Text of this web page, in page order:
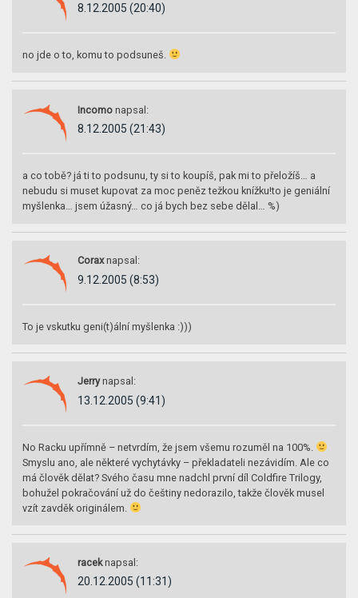
8.12.2005 (20:40)
no jde o to, komu to podsuneš.
Incomo napsal:
8.12.2005 (21:43)
a co tobě? já ti to podsunu, ty si to koupíš, pak mi to přeložíš… a
nebudu si muset kupovat za moc peněz težkou knížku!to je geniální
myšlenka… jsem úžasný… co já bych bez sebe dělal… %)
Corax napsal:
9.12.2005 (8:53)
To je vskutku geni(t)ální myšlenka :)))
Jerry napsal:
13.12.2005 (9:41)
No Racku upřímně – netvrdím, že jsem všemu rozuměl na 100%.
Smyslu ano, ale některé vychytávky – překladateli nezávidím. Ale co
má člověk dělat? Svého času mne nadchl první díl Coldfire Trilogy,
bohužel pokračování už do češtiny nedorazilo, takže člověk musel
vzít zavděk originálem.
racek napsal:
20.12.2005 (11:31)